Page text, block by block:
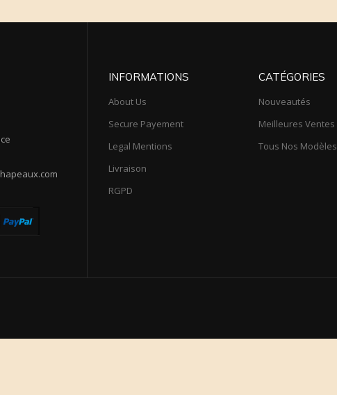
INFORMATIONS
About Us
Secure Payement
Legal Mentions
Livraison
RGPD
CATÉGORIES
Nouveautés
Meilleures Ventes
Tous Nos Modèles